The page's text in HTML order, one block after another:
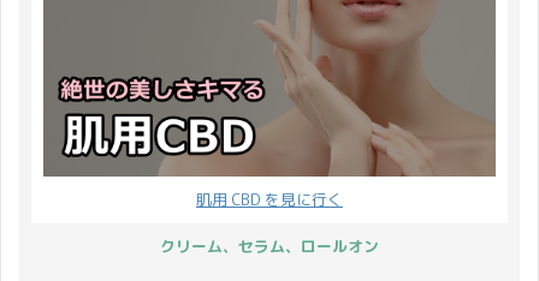
肌用 CBD を見に行く
クリーム、セラム、ロールオン